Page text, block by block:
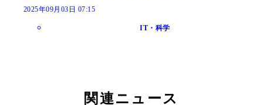
2025年09月03日 07:15
IT・科学
関連ニュース